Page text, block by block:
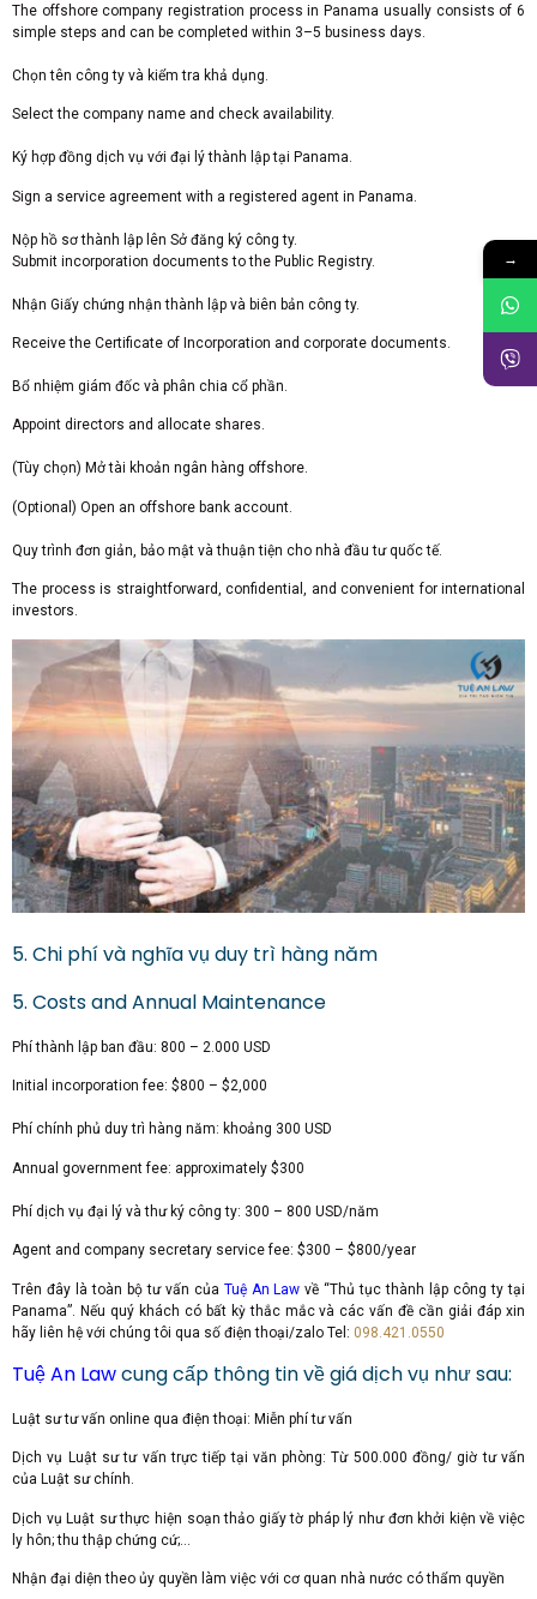
The offshore company registration process in Panama usually consists of 6
simple steps and can be completed within 3–5 business days.
Chọn tên công ty và kiểm tra khả dụng.
Select the company name and check availability.
Ký hợp đồng dịch vụ với đại lý thành lập tại Panama.
Sign a service agreement with a registered agent in Panama.
Nộp hồ sơ thành lập lên Sở đăng ký công ty.
Submit incorporation documents to the Public Registry.
Nhận Giấy chứng nhận thành lập và biên bản công ty.
Receive the Certificate of Incorporation and corporate documents.
Bổ nhiệm giám đốc và phân chia cổ phần.
Appoint directors and allocate shares.
(Tùy chọn) Mở tài khoản ngân hàng offshore.
(Optional) Open an offshore bank account.
Quy trình đơn giản, bảo mật và thuận tiện cho nhà đầu tư quốc tế.
The process is straightforward, confidential, and convenient for international
investors.
5. Chi phí và nghĩa vụ duy trì hàng năm
5. Costs and Annual Maintenance
Phí thành lập ban đầu: 800 – 2.000 USD
Initial incorporation fee: $800 – $2,000
Phí chính phủ duy trì hàng năm: khoảng 300 USD
Annual government fee: approximately $300
Phí dịch vụ đại lý và thư ký công ty: 300 – 800 USD/năm
Agent and company secretary service fee: $300 – $800/year
Trên đây là toàn bộ tư vấn của Tuệ An Law về “Thủ tục thành lập công ty tại
Panama”. Nếu quý khách có bất kỳ thắc mắc và các vấn đề cần giải đáp xin
hãy liên hệ với chúng tôi qua số điện thoại/zalo Tel: 098.421.0550
Tuệ An Lawcung cấp thông tin về giá dịch vụ như sau:
Luật sư tư vấn online qua điện thoại: Miễn phí tư vấn
Dịch vụ Luật sư tư vấn trực tiếp tại văn phòng: Từ 500.000 đồng/ giờ tư vấn
của Luật sư chính.
Dịch vụ Luật sư thực hiện soạn thảo giấy tờ pháp lý như đơn khởi kiện về việc
ly hôn; thu thập chứng cứ;…
Nhận đại diện theo ủy quyền làm việc với cơ quan nhà nước có thẩm quyền
→